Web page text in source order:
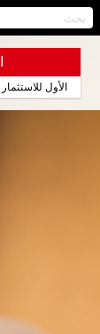
الأول للاستثمار